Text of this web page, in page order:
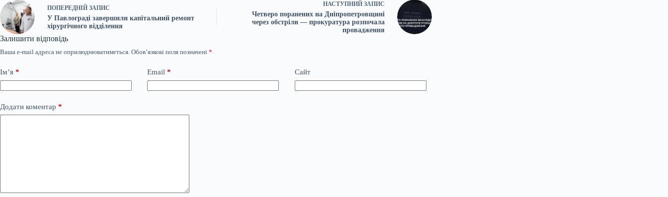
ПОПЕРЕДНІЙ ЗАПИС
У Павлограді завершили капітальний ремонт
хірургічного відділення
НАСТУПНИЙ ЗАПИС
Четверо поранених на Дніпропетровщині
через обстріли — прокуратура розпочала
провадження
Залишити відповідь
Ваша e-mail адреса не оприлюднюватиметься. Обов’язкові поля позначені *
Ім’я * Email * Сайт
Додати коментар *